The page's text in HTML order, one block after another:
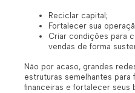
Reciclar capital;
Fortalecer sua
Criar condições para
vendas de forma
Não por acaso, grandes
estruturas semelhantes para
financeiras e fortalecer seus